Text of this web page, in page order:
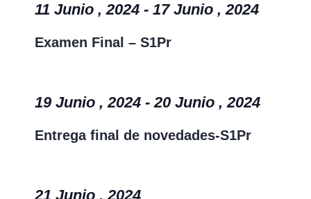
Examen Final – S1Pr
11 Junio , 2024- 17 Junio , 2024
Entrega final de novedades-S1Pr
19 Junio , 2024- 20 Junio , 2024
21 Junio , 2024